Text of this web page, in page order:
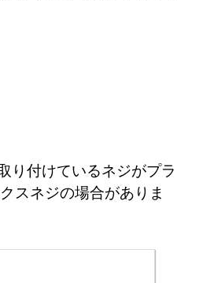
り付けているネジがプラ
スネジの場合がありま